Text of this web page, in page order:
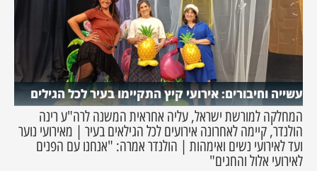
עשייה וחיבורים: אירועי קיץ התקיימו בעיר לכל הגילים
המחלקה למורשת ישראל, עליה אחראית המשנה לרה"ע רינה
הולנדר, קיימה לאחרונה אירועים לכל הגילאים בעיר | מאירועי נוער
ועד לאירועי נשים ואימהות | הולנדר אמרה: "אנחנו עם הפנים
לאירועי אלול והחגים"